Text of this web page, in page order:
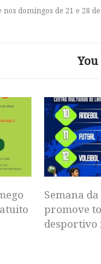
domingos de 21 e 28 de
Semana
promove